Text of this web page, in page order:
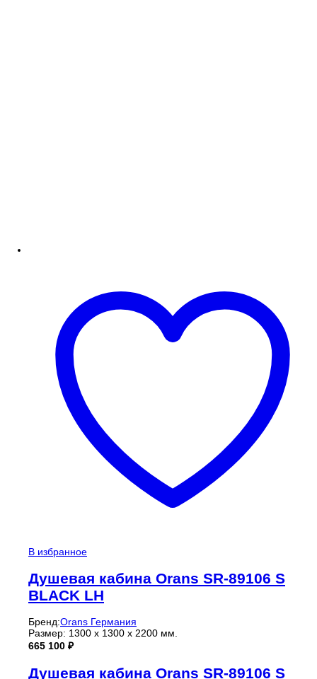
В избранное
Душевая кабина Orans SR-89106 S
BLACK LH
Бренд:Orans Германия
Размер: 1300 х 1300 х 2200 мм.
665 100 ₽
Душевая кабина Orans SR-89106 S